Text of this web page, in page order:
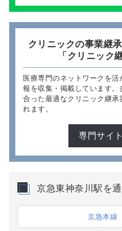
クリニックの事業継
「クリニック
医療専門のネットワークを
報を収集・掲載しています。
合った最適なクリニック継承
れます。
専門サイ
京急東神奈川駅を
京急本線